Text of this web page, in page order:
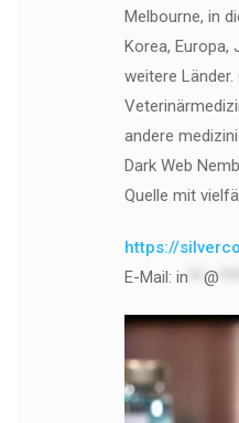
Melbourne, in
Korea, Europa,
weitere
andere
Dark Web
Quelle mit
https://
E-Mail: in @